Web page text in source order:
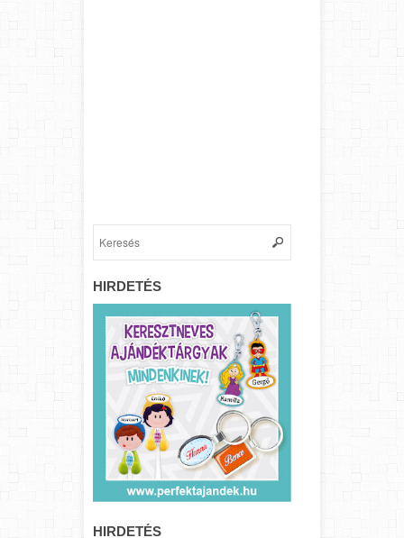
HIRDETÉS
HIRDETÉS